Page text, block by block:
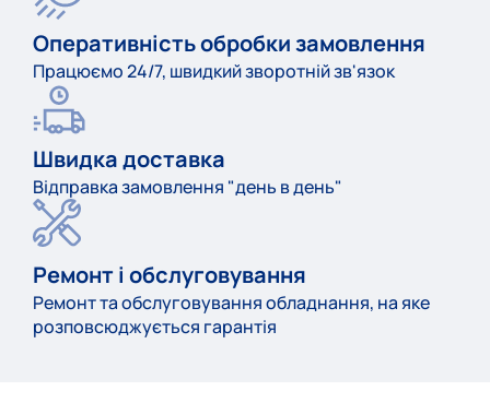
Оперативність обробки замовлення
Працюємо 24/7, швидкий зворотній зв'язок
Швидка доставка
Відправка замовлення "день в день"
Ремонт і обслуговування
Ремонт та обслуговування обладнання, на яке
розповсюджується гарантія